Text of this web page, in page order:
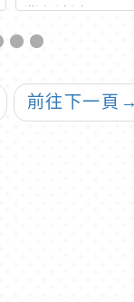
業訓練課程
前往下一頁 →